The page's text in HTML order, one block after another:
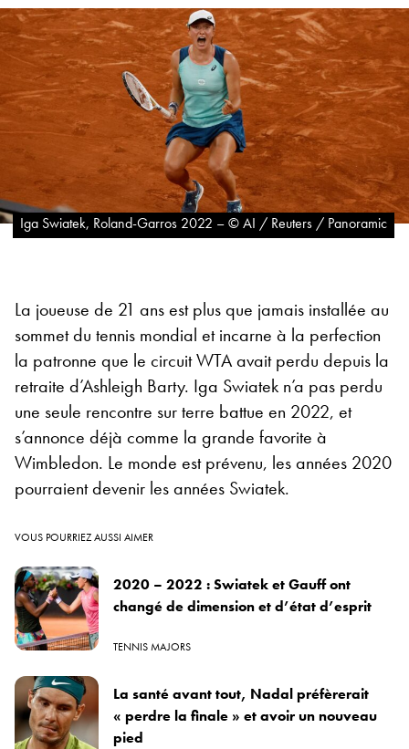
Iga Swiatek, Roland-Garros 2022 – © AI / Reuters / Panoramic
La joueuse de 21 ans est plus que jamais installée au
sommet du tennis mondial et incarne à la perfection
la patronne que le circuit WTA avait perdu depuis la
retraite d’Ashleigh Barty. Iga Swiatek n’a pas perdu
une seule rencontre sur terre battue en 2022, et
s’annonce déjà comme la grande favorite à
Wimbledon. Le monde est prévenu, les années 2020
pourraient devenir les années Swiatek.
VOUS POURRIEZ AUSSI AIMER
2020 – 2022 : Swiatek et Gauff ont
changé de dimension et d’état d’esprit
TENNIS MAJORS
La santé avant tout, Nadal préfèrerait
« perdre la finale » et avoir un nouveau
pied